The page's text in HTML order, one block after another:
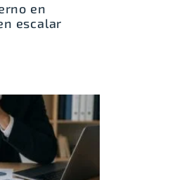
en
escalar